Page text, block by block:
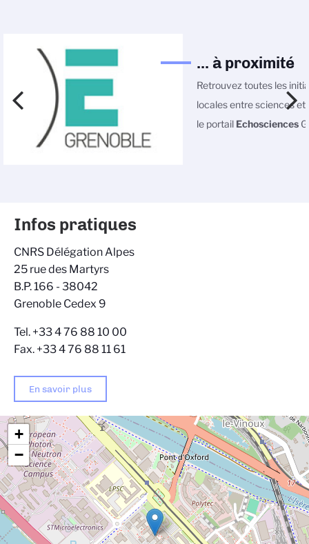
... à proximité
Retrouvez toutes les
locales entre sciences et
le portail Echosciences
+
−
Infos pratiques
CNRS Délégation Alpes
25 rue des Martyrs
B.P. 166 - 38042
Grenoble Cedex 9
Tel. +33 4 76 88 10 00
Fax. +33 4 76 88 11 61
En savoir plus